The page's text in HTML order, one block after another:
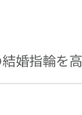
婚指輪を